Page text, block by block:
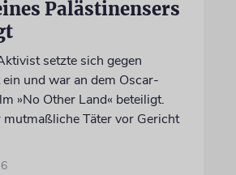
Palästinensers
setzte sich gegen
und war an dem Oscar-
»No Other Land« beteiligt.
mutmaßliche Täter vor Gericht